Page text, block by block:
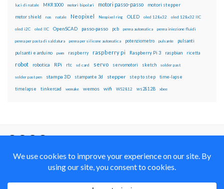
luci di natale MKR1000 motori bipolari motori passo-passo motori stepper
motor shield nas natale Neopixel Neopixel ring OLED oled 128x32 oled 128x32 IIC
oled i2C oled IIC OpenSCAD passo-passo pcb penna automatica penna iniezione fluidi
penna per pasta di saldatura penna per silicone automatica potenziometro pulsante pulsanti
pulsanti e arduino pwm raspberry raspberry pi Raspberry Pi 3 raspbian ricetta
robot robotica RPi rtc sd card servo servomotori sketch solder past
solder past pen stampa 3D stampante 3d stepper step to step time-lapse
timelapse tinkercad wemake wemos wifi WS2812 ws2812B xbee
Alike 4.0 International